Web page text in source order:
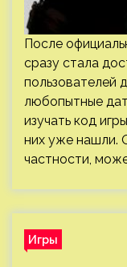
После
сразу стала
пользователей
любопытные
изучать код
них уже нашли.
частности,
Игры